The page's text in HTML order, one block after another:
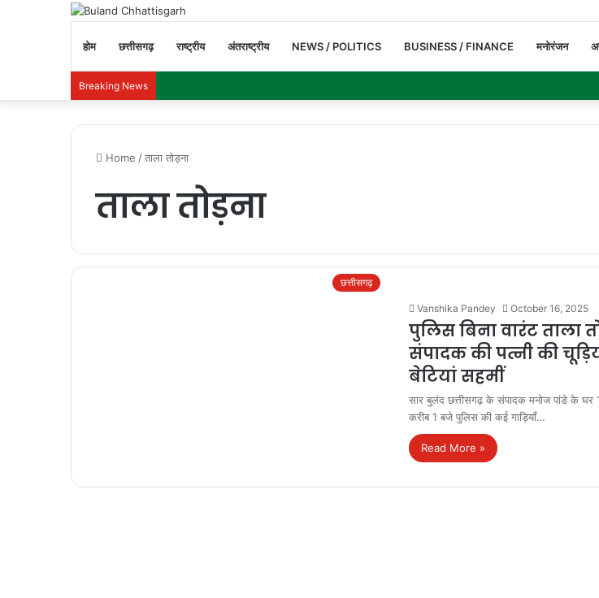
होम छत्तीसगढ़ राष्ट्रीय अंतराष्ट्रीय NEWS / POLITICS BUSINESS / FINANCE मनोरंजन
Breaking News
Home /ताला तोड़ना
ताला तोड़ना
छत्तीसगढ़
Vanshika Pandey October 16, 2025
पुलिस बिना वारंट ताला
संपादक की पत्नी की
बेटियां सहमीं
सार बुलंद छत्तीसगढ़ के संपादक मनोज पांडे के घर
करीब 1 बजे पुलिस की कई गाड़ियाँ…
Read More »